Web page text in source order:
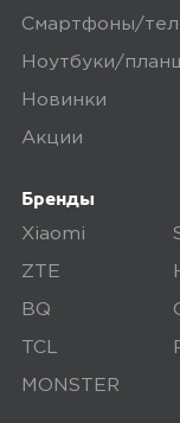
Смартфоны/
Ноутбуки/
Новинки
Акции
Бренды
Xiaomi
ZTE
BQ
TCL
MONSTER